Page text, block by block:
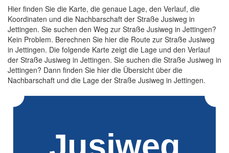
Hier finden Sie die Karte, die genaue Lage, den Verlauf, die
Koordinaten und die Nachbarschaft der Straße Jusiweg in
Jettingen. Sie suchen den Weg zur Straße Jusiweg in Jettingen?
Kein Problem. Berechnen Sie hier die Route zur Straße Jusiweg
in Jettingen. Die folgende Karte zeigt die Lage und den Verlauf
der Straße Jusiweg in Jettingen. Sie suchen die Straße Jusiweg in
Jettingen? Dann finden Sie hier die Übersicht über die
Nachbarschaft und die Lage der Straße Jusiweg in Jettingen.